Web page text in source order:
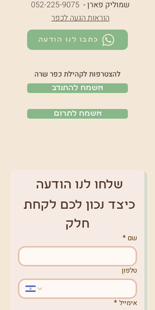
שמוליק פארן - 052-225-9075
הוראות הגעה לכפר
כתבו לנו הודעה
להצטרפות לקהילת כפר שרה
אשמח להתנדב
אשמח לתרום
שלחו לנו הודעה
חלק
שם*
טלפון
אימייל*